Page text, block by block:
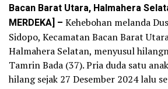
Bacan Barat Utara, Halmahera
MERDEKA] – Kehebohan melanda
Sidopo, Kecamatan Bacan Barat
Halmahera Selatan, menyusul
Tamrin Bada (37). Pria duda satu
hilang sejak 27 Desember 2024 lalu